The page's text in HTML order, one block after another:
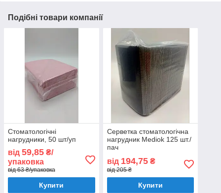
Подібні товари компанії
Стоматологічні
нагрудники, 50 шт/уп
від 59,85 ₴/
упаковка
від 63 ₴/упаковка
Купити
Серветка стоматологічна
нагрудник Mediok 125 шт./
пач
від 194,75₴
від 205 ₴
Купити